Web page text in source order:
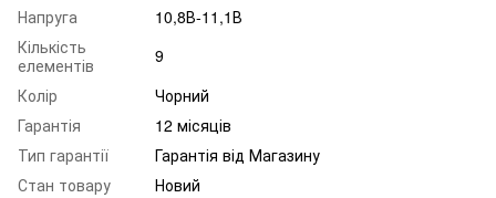
Напруга
10,8В-11,1В
Кількість
елементів
9
Колір
Чорний
Гарантія
12 місяців
Тип гарантії
Гарантія від Магазину
Стан товару
Новий